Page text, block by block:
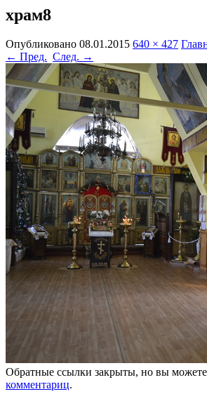
храм8
Опубликовано 08.01.2015 640 × 427
← Пред. След. →
Обратные ссылки закрыты, но вы можете
комментариц.